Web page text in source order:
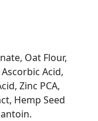
Oat Flour,
Acid,
Zinc PCA,
Hemp Seed